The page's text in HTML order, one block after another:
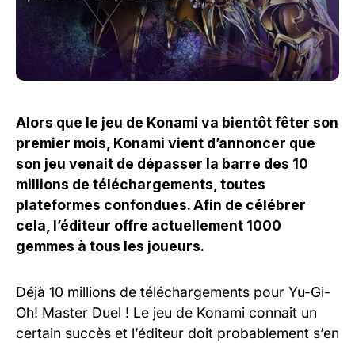
Alors que le jeu de Konami va bientôt fêter son
premier mois, Konami vient d’annoncer que
son jeu venait de dépasser la barre des 10
millions de téléchargements, toutes
plateformes confondues. Afin de célébrer
cela, l’éditeur offre actuellement 1000
gemmes à tous les joueurs.
Déjà 10 millions de téléchargements pour Yu-Gi-
Oh! Master Duel ! Le jeu de Konami connait un
certain succès et l’éditeur doit probablement s’en